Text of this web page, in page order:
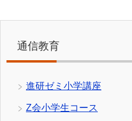
通信教育
進研ゼミ小学講座
Z会小学生コース